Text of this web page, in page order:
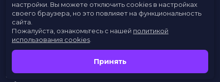
Расписание
Скоро в кино
Заведения
настройки. Вы можете отключить cookies в настройках
своего браузера, но это повлияет на функциональность
сайта.
Пожалуйста, ознакомьтесь с нашей политикой
использования cookies
Принять